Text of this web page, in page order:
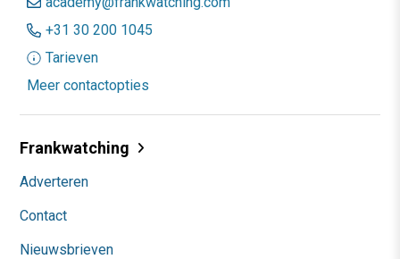
+31 30 200 1045
Tarieven
Meer contactopties
Frankwatching
Adverteren
Contact
Nieuwsbrieven